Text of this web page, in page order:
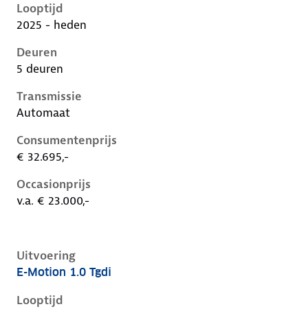
Looptijd
2025 - heden
Deuren
5 deuren
Transmissie
Automaat
Consumentenprijs
€ 32.695,-
Occasionprijs
v.a. € 23.000,-
Uitvoering
Hyundai I20 iii-1e-facelift, 1.0 tgdi, 66 kW, Benzine, 5
E-Motion 1.0 Tgdi
Looptijd